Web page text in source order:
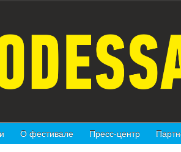
О фестивале Пресс-центр